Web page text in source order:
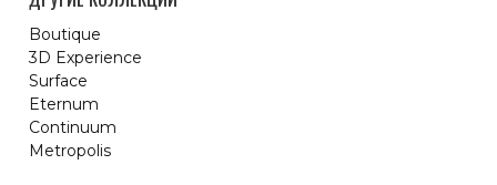
Boutique
3D Experience
Surface
Eternum
Continuum
Metropolis